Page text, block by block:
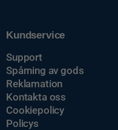
Kundservice
Support
Spårning av gods
Reklamation
Kontakta oss
Cookiepolicy
Policys